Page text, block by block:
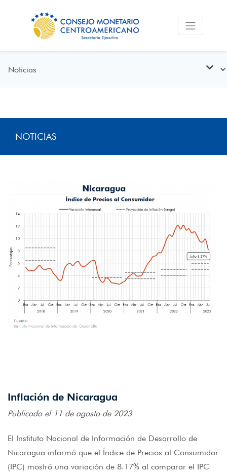
NOTICIAS
Inflación de Nicaragua
Publicado el 11 de agosto de 2023
El Instituto Nacional de Información de Desarrollo de
Nicaragua informó que el Índice de Precios al Consumidor
(IPC) mostró una variación de 8.17% al comparar el IPC